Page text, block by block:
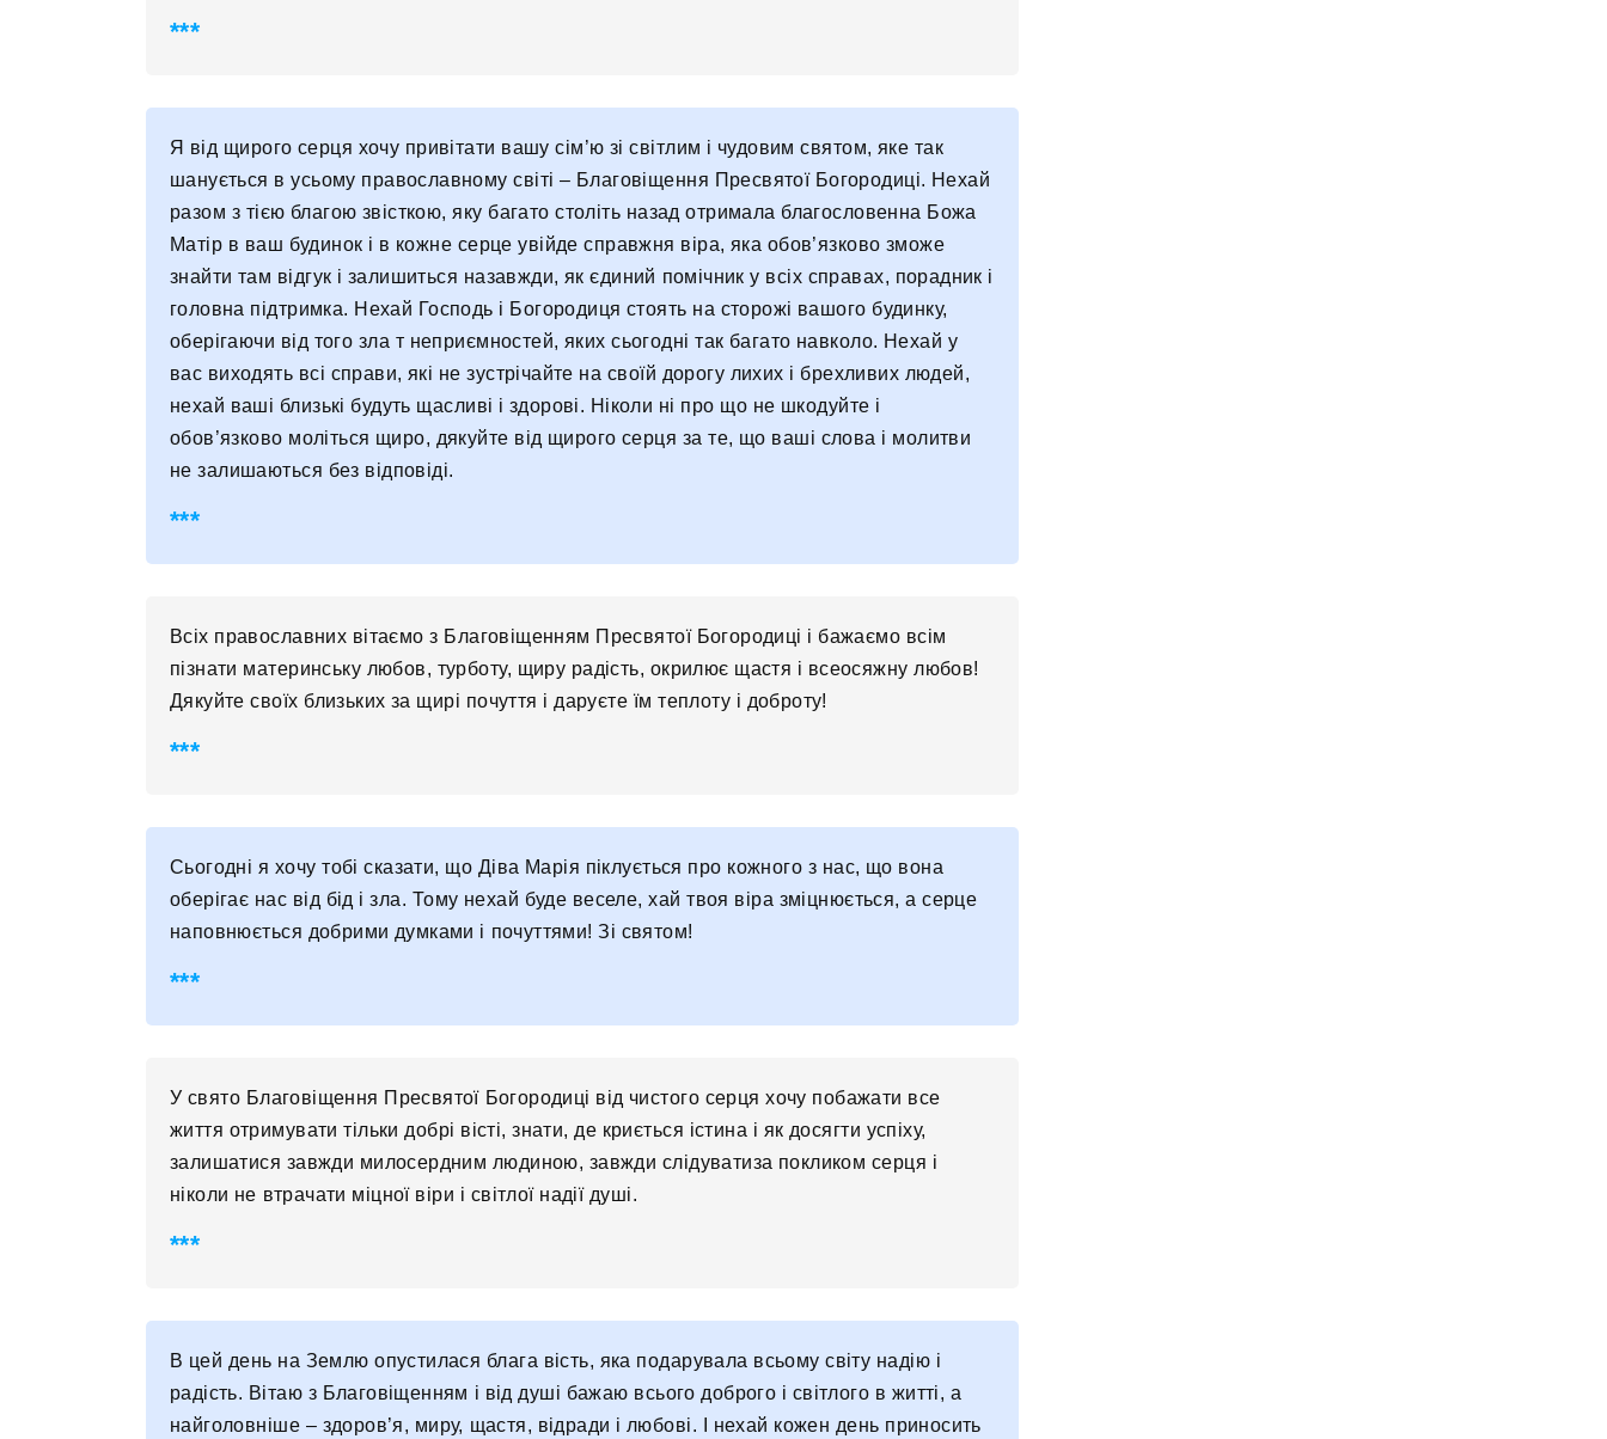
Я від щирого серця хочу привітати вашу сім’ю зі світлим і чудовим святом, яке так
шанується в усьому православному світі – Благовіщення Пресвятої Богородиці. Нехай
разом з тією благою звісткою, яку багато століть назад отримала благословенна Божа
Матір в ваш будинок і в кожне серце увійде справжня віра, яка обов’язково зможе
знайти там відгук і залишиться назавжди, як єдиний помічник у всіх справах, порадник і
головна підтримка. Нехай Господь і Богородиця стоять на сторожі вашого будинку,
оберігаючи від того зла т неприємностей, яких сьогодні так багато навколо. Нехай у
вас виходять всі справи, які не зустрічайте на своїй дорогу лихих і брехливих людей,
нехай ваші близькі будуть щасливі і здорові. Ніколи ні про що не шкодуйте і
обов’язково моліться щиро, дякуйте від щирого серця за те, що ваші слова і молитви
не залишаються без відповіді.
Всіх православних вітаємо з Благовіщенням Пресвятої Богородиці і бажаємо всім
пізнати материнську любов, турботу, щиру радість, окрилює щастя і всеосяжну любов!
Дякуйте своїх близьких за щирі почуття і даруєте їм теплоту і доброту!
Сьогодні я хочу тобі сказати, що Діва Марія піклується про кожного з нас, що вона
оберігає нас від бід і зла. Тому нехай буде веселе, хай твоя віра зміцнюється, а серце
наповнюється добрими думками і почуттями! Зі святом!
У свято Благовіщення Пресвятої Богородиці від чистого серця хочу побажати все
життя отримувати тільки добрі вісті, знати, де криється істина і як досягти успіху,
залишатися завжди милосердним людиною, завжди слідуватиза покликом серця і
ніколи не втрачати міцної віри і світлої надії душі.
В цей день на Землю опустилася блага вість, яка подарувала всьому світу надію і
радість. Вітаю з Благовіщенням і від душі бажаю всього доброго і світлого в житті, а
найголовніше – здоров’я, миру, щастя, відради і любові. І нехай кожен день приносить